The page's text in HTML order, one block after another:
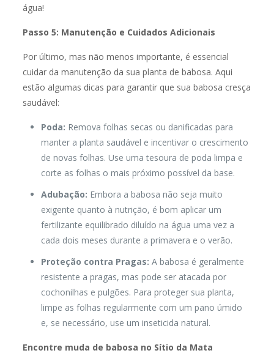
água!
Passo 5: Manutenção e Cuidados Adicionais
Por último, mas não menos importante, é essencial
cuidar da manutenção da sua planta de babosa. Aqui
estão algumas dicas para garantir que sua babosa cresça
saudável:
Poda: Remova folhas secas ou danificadas para
manter a planta saudável e incentivar o crescimento
de novas folhas. Use uma tesoura de poda limpa e
corte as folhas o mais próximo possível da base.
Adubação: Embora a babosa não seja muito
exigente quanto à nutrição, é bom aplicar um
fertilizante equilibrado diluído na água uma vez a
cada dois meses durante a primavera e o verão.
Proteção contra Pragas: A babosa é geralmente
resistente a pragas, mas pode ser atacada por
cochonilhas e pulgões. Para proteger sua planta,
limpe as folhas regularmente com um pano úmido
e, se necessário, use um inseticida natural.
Encontre muda de babosa no Sítio da Mata